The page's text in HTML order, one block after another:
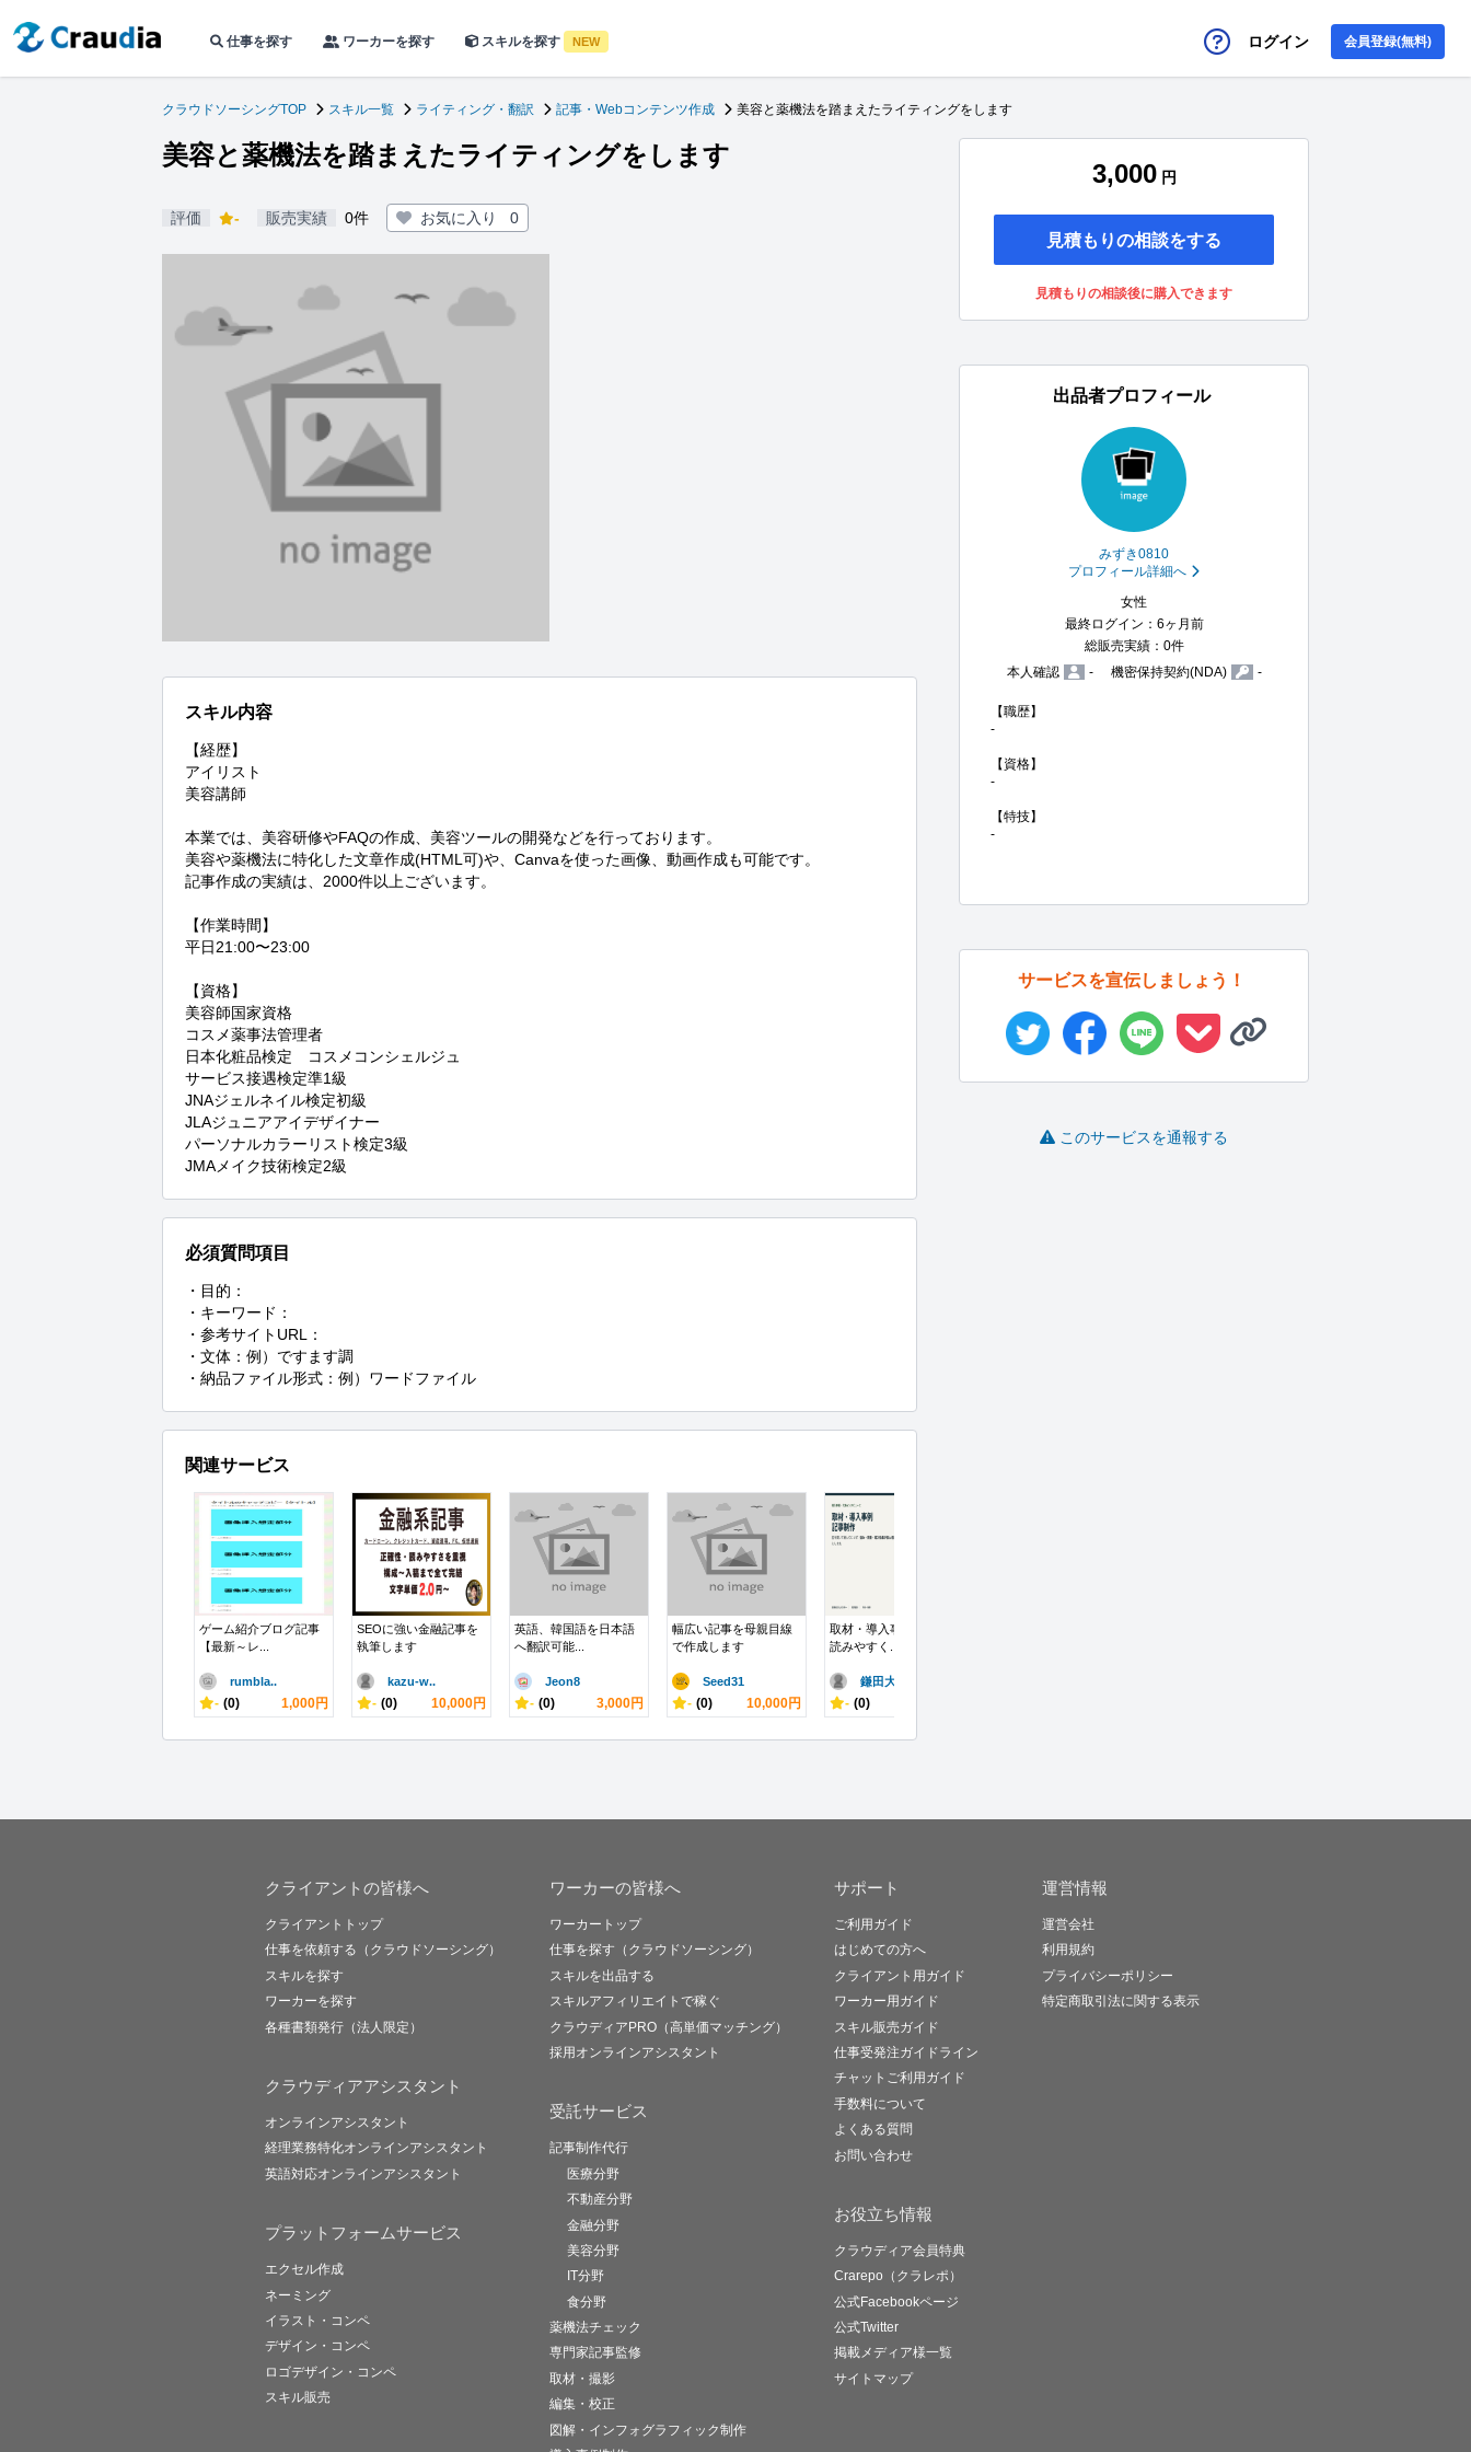
仕事を探す ワーカーを探す スキルを探す NEW ログイン 会員登録(無料)
クラウドソーシングTOP スキル一覧 ライティング・翻訳 記事・Webコンテンツ作成 美容と薬機法を踏まえたライティングをします
美容と薬機法を踏まえたライティングをします
評価 - 販売実績 0件 お気に入り 0
スキル内容
【経歴】
アイリスト
美容講師
本業では、美容研修やFAQの作成、美容ツールの開発などを行っております。
美容や薬機法に特化した文章作成(HTML可)や、Canvaを使った画像、動画作成も可能です。
記事作成の実績は、2000件以上ございます。
【作業時間】
平日21:00〜23:00
【資格】
美容師国家資格
コスメ薬事法管理者
日本化粧品検定　コスメコンシェルジュ
サービス接遇検定準1級
JNAジェルネイル検定初級
JLAジュニアアイデザイナー
パーソナルカラーリスト検定3級
JMAメイク技術検定2級
必須質問項目
・目的：
・キーワード：
・参考サイトURL：
・文体：例）ですます調
・納品ファイル形式：例）ワードファイル
関連サービス
ゲーム紹介ブログ記事
【最新～レ...
rumbla..
- (0) 1,000円
SEOに強い金融記事を
執筆します
kazu-w..
- (0) 10,000円
英語、韓国語を日本語
へ翻訳可能...
Jeon8
- (0) 3,000円
幅広い記事を母親目線
で作成します
Seed31
- (0) 10,000円
取材・導入事例記事を
読みやすく...
鎌田大輝
- (0)
3,000 円
見積もりの相談をする
見積もりの相談後に購入できます
出品者プロフィール
みずき0810
プロフィール詳細へ
女性
最終ログイン：6ヶ月前
総販売実績：0件
本人確認
- 機密保持契約(NDA) -
【職歴】
-
【資格】
-
【特技】
-
サービスを宣伝しましょう！
このサービスを通報する
クライアントの皆様へ
クライアントトップ
仕事を依頼する（クラウドソーシング）
スキルを探す
ワーカーを探す
各種書類発行（法人限定）
クラウディアアシスタント
オンラインアシスタント
経理業務特化オンラインアシスタント
英語対応オンラインアシスタント
プラットフォームサービス
エクセル作成
ネーミング
イラスト・コンペ
デザイン・コンペ
ロゴデザイン・コンペ
スキル販売
ワーカーの皆様へ
ワーカートップ
仕事を探す（クラウドソーシング）
スキルを出品する
スキルアフィリエイトで稼ぐ
クラウディアPRO（高単価マッチング）
採用オンラインアシスタント
受託サービス
記事制作代行
医療分野
不動産分野
金融分野
美容分野
IT分野
食分野
薬機法チェック
専門家記事監修
取材・撮影
編集・校正
図解・インフォグラフィック制作
サポート
ご利用ガイド
はじめての方へ
クライアント用ガイド
ワーカー用ガイド
スキル販売ガイド
仕事受発注ガイドライン
チャットご利用ガイド
手数料について
よくある質問
お問い合わせ
お役立ち情報
クラウディア会員特典
Crarepo（クラレポ）
公式Facebookページ
公式Twitter
掲載メディア様一覧
サイトマップ
運営情報
運営会社
利用規約
プライバシーポリシー
特定商取引法に関する表示